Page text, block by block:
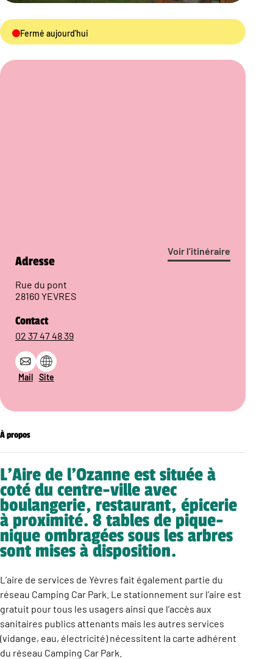
Fermé aujourd'hui
Voir l’itinéraire
Adresse
Rue du pont
28160 YEVRES
Contact
02 37 47 48 39
Mail Site
À propos
L’Aire de l’Ozanne est située à
coté du centre-ville avec
boulangerie, restaurant, épicerie
à proximité. 8 tables de pique-
nique ombragées sous les arbres
sont mises à disposition.
L’aire de services de Yèvres fait également partie du
réseau Camping Car Park. Le stationnement sur l’aire est
gratuit pour tous les usagers ainsi que l’accès aux
sanitaires publics attenants mais les autres services
(vidange, eau, électricité) nécessitent la carte adhérent
du réseau Camping Car Park.